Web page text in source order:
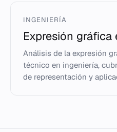
INGENIERÍA
Expresión gráfica
Análisis de la expresión
técnico en ingeniería,
de representación y